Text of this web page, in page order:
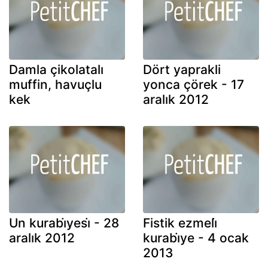
Damla çikolatalı
muffin, havuçlu
kek
Dört yaprakli
yonca çörek - 17
aralık 2012
Un kurabi̇yesi̇ - 28
aralık 2012
Fistik ezmeli̇
kurabi̇ye - 4 ocak
2013